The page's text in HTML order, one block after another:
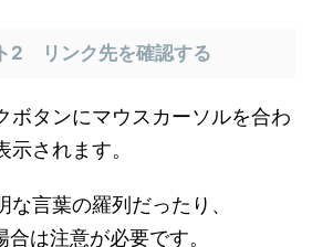
2 リンク先を確認する
ボタンにマウスカーソルを合わ
されます。
な言葉の羅列だったり、
は注意が必要です。